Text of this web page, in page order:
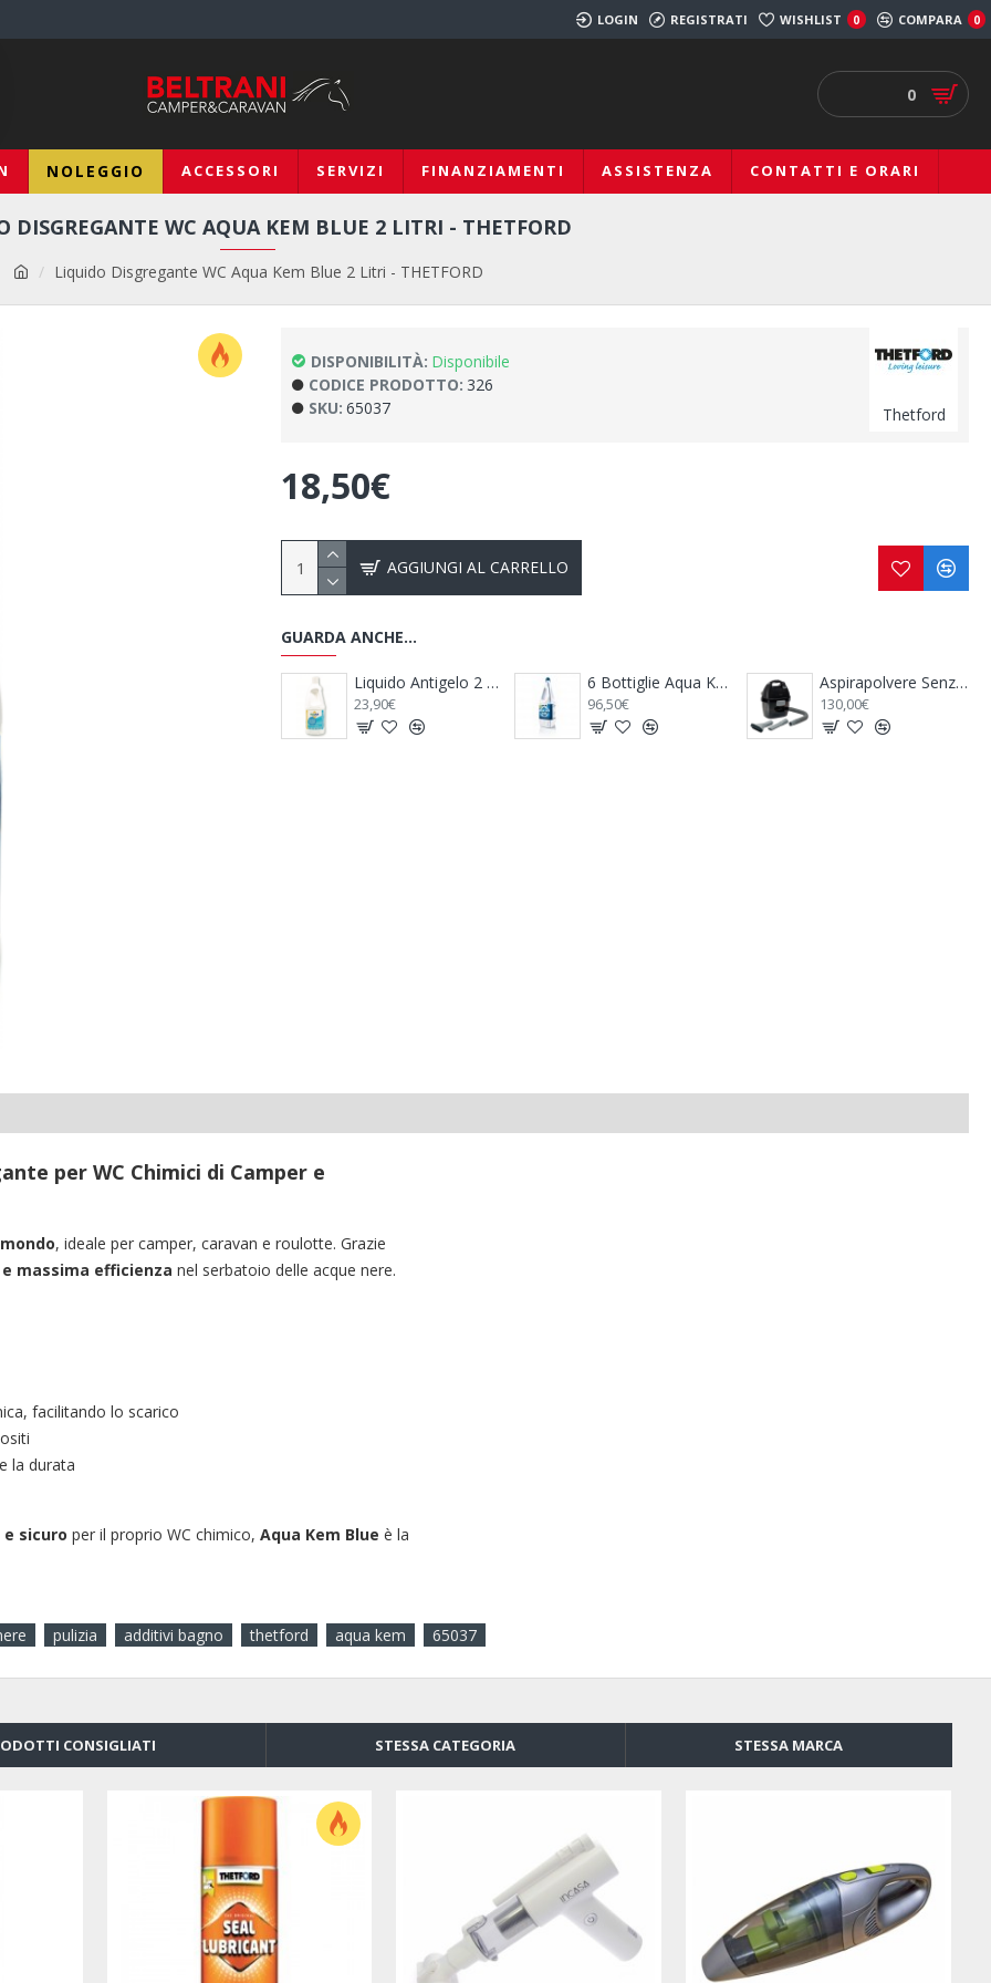
LOGIN REGISTRATI WISHLIST 0 COMPARA 0
0
NOLEGGIO ACCESSORI SERVIZI FINANZIAMENTI ASSISTENZA CONTATTI E ORARI
Liquido Disgregante WC Aqua Kem Blue 2 Litri - THETFORD
DISGREGANTE WC AQUA KEM BLUE 2 LITRI - THETFORD
DISPONIBILITÀ: Disponibile
CODICE PRODOTTO: 326
SKU: 65037 Thetford
18,50€
AGGIUNGI AL CARRELLO
GUARDA ANCHE...
Aspirapolvere Senza Fili Portatile - DOMETIC
13,50€
per WC Chimici di Camper e
, ideale per camper, caravan e roulotte. Grazie
massima efficienza nel serbatoio delle acque nere.
facilitando lo scarico
la durata
sicuro per il proprio WC chimico, Aqua Kem Blue è la
pulizia additivi bagno thetford aqua kem 65037
CONSIGLIATI STESSA CATEGORIA STESSA MARCA